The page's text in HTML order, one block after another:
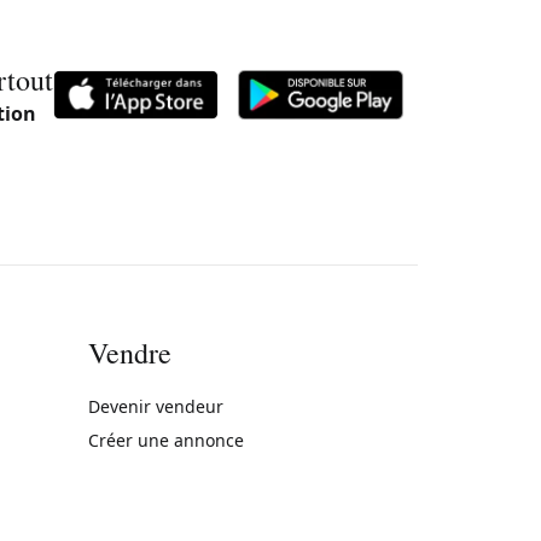
Vendre
Devenir vendeur
Créer une annonce